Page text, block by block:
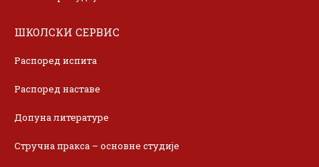
ШКОЛСКИ СЕРВИС
Распоред испита
Распоред наставе
Допуна литературе
Стручна пракса – основне студије